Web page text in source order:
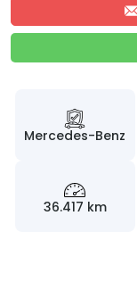
Mercedes-Benz
36.417 km